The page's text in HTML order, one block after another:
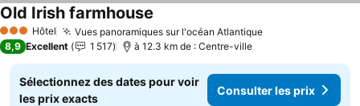
3 ÉtoilesHôtel Vues panoramiques sur l'océan Atlantique
Old Irish farmhouse
8,9 Excellent 1 517 à 12.3 km de : Centre-ville
Sélectionnez des dates pour voir
les prix exacts
Consulter les prix